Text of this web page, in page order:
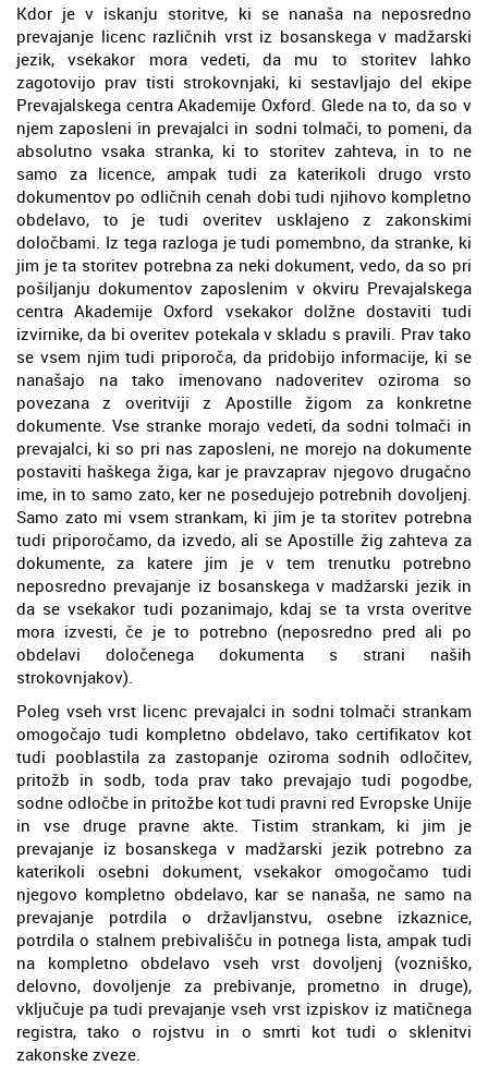
Kdor je v iskanju storitve, ki se nanaša na neposredno
prevajanje licenc različnih vrst iz bosanskega v madžarski
jezik, vsekakor mora vedeti, da mu to storitev lahko
zagotovijo prav tisti strokovnjaki, ki sestavljajo del ekipe
Prevajalskega centra Akademije Oxford. Glede na to, da so v
njem zaposleni in prevajalci in sodni tolmači, to pomeni, da
absolutno vsaka stranka, ki to storitev zahteva, in to ne
samo za licence, ampak tudi za katerikoli drugo vrsto
dokumentov po odličnih cenah dobi tudi njihovo kompletno
obdelavo, to je tudi overitev usklajeno z zakonskimi
določbami. Iz tega razloga je tudi pomembno, da stranke, ki
jim je ta storitev potrebna za neki dokument, vedo, da so pri
pošiljanju dokumentov zaposlenim v okviru Prevajalskega
centra Akademije Oxford vsekakor dolžne dostaviti tudi
izvirnike, da bi overitev potekala v skladu s pravili. Prav tako
se vsem njim tudi priporoča, da pridobijo informacije, ki se
nanašajo na tako imenovano nadoveritev oziroma so
povezana z overitviji z Apostille žigom za konkretne
dokumente. Vse stranke morajo vedeti, da sodni tolmači in
prevajalci, ki so pri nas zaposleni, ne morejo na dokumente
postaviti haškega žiga, kar je pravzaprav njegovo drugačno
ime, in to samo zato, ker ne posedujejo potrebnih dovoljenj.
Samo zato mi vsem strankam, ki jim je ta storitev potrebna
tudi priporočamo, da izvedo, ali se Apostille žig zahteva za
dokumente, za katere jim je v tem trenutku potrebno
neposredno prevajanje iz bosanskega v madžarski jezik in
da se vsekakor tudi pozanimajo, kdaj se ta vrsta overitve
mora izvesti, če je to potrebno (neposredno pred ali po
obdelavi določenega dokumenta s strani naših
strokovnjakov).
Poleg vseh vrst licenc prevajalci in sodni tolmači strankam
omogočajo tudi kompletno obdelavo, tako certifikatov kot
tudi pooblastila za zastopanje oziroma sodnih odločitev,
pritožb in sodb, toda prav tako prevajajo tudi pogodbe,
sodne odločbe in pritožbe kot tudi pravni red Evropske Unije
in vse druge pravne akte. Tistim strankam, ki jim je
prevajanje iz bosanskega v madžarski jezik potrebno za
katerikoli osebni dokument, vsekakor omogočamo tudi
njegovo kompletno obdelavo, kar se nanaša, ne samo na
prevajanje potrdila o državljanstvu, osebne izkaznice,
potrdila o stalnem prebivališču in potnega lista, ampak tudi
na kompletno obdelavo vseh vrst dovoljenj (vozniško,
delovno, dovoljenje za prebivanje, prometno in druge),
vključuje pa tudi prevajanje vseh vrst izpiskov iz matičnega
registra, tako o rojstvu in o smrti kot tudi o sklenitvi
zakonske zveze.